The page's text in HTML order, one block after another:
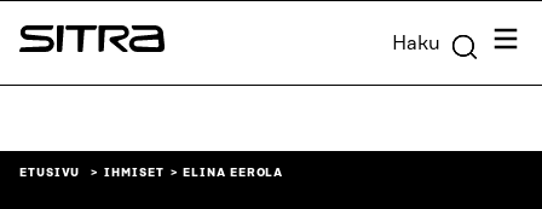
Siirry
suoraan
Sitra Haku
ETUSIVU IHMISET ELINA EEROLA